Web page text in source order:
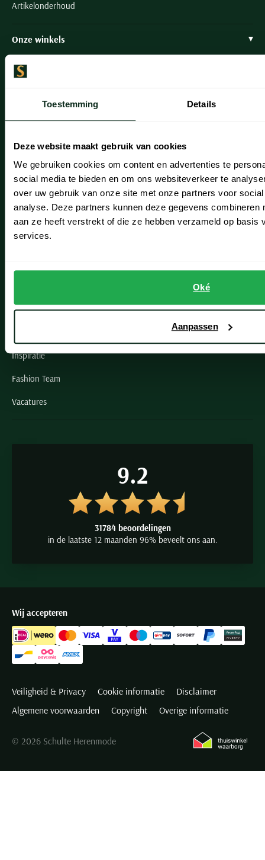
Toestemming Details
Deze website maakt gebruik van cookies
We gebruiken cookies om content en advertenties te
social media te bieden en om ons websiteverkeer te
over uw gebruik van onze site met onze partners voor
analyse. Deze partners kunnen deze gegevens combineren
aan ze heeft verstrekt of die ze hebben verzameld op basis
services.
Oké
Aanpassen
Artikelonderhoud
Onze winkels
Onze winkels
Noordwijk
Oegstgeest
Openingstijden winkels
Paul & Shark specialist
Inspiratie
Fashion Team
Vacatures
9.2
31784 beoordelingen
in de laatste 12 maanden 96% beveelt ons aan.
Wij accepteren
Veiligheid & Privacy Cookie informatie
Disclaimer
Algemene voorwaarden
Copyright Overige informatie
© 2026 Schulte Herenmode